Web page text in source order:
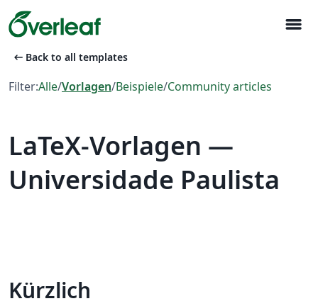
menu
arrow_left_alt Back to all templates
Filter:Alle/Vorlagen/Beispiele/Community articles
LaTeX-Vorlagen —
Universidade Paulista
Kürzlich